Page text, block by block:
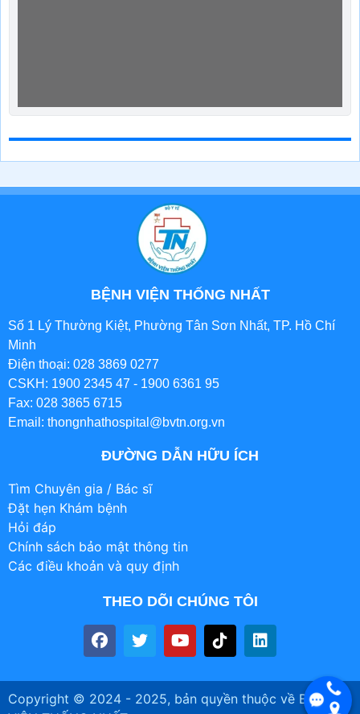
BỆNH VIỆN THỐNG NHẤT
Số 1 Lý Thường Kiệt, Phường Tân Sơn Nhất, TP. Hồ Chí
Minh
Điện thoại: 028 3869 0277
CSKH: 1900 2345 47 - 1900 6361 95
Fax: 028 3865 6715
Email: thongnhathospital@bvtn.org.vn
ĐƯỜNG DẪN HỮU ÍCH
Tìm Chuyên gia / Bác sĩ
Đặt hẹn Khám bệnh
Hỏi đáp
Chính sách bảo mật thông tin
Các điều khoản và quy định
THEO DÕI CHÚNG TÔI
Copyright © 2024 - 2025, bản quyền thuộc về BỆNH